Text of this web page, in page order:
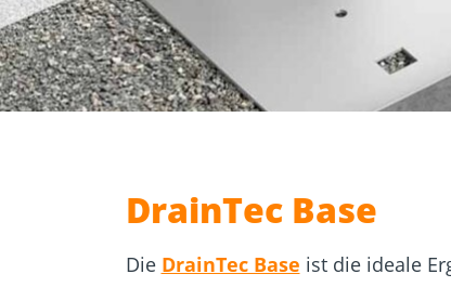
Werkzeuge und
Zubehör
Beton-
Zulassungen
DrainTec Base
Die DrainTec Base ist die ideale